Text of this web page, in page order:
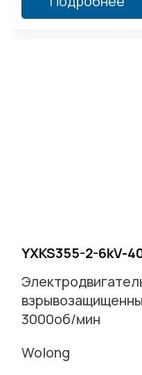
YXKS355-2-6kV-
3000об/мин
Wolong